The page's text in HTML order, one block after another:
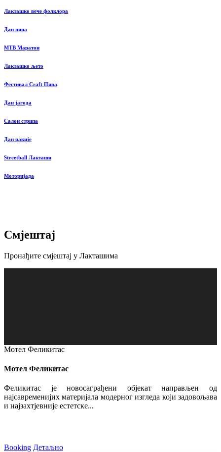
Лакташко вече фолклора
Дан вина
MTB Маратон
Лакташко љето
Фестивал Craft Пива
Дан јагода
Салон стрипа
Дан ракије
Streetball Лакташи
Моторијада
Смјештај
Пронађите смјештај у Лакташима
Мотел Феликитас
Мотел Феликитас
Феликитас је новосаграђени објекат направљен од
најсавременијих материјала модерног изгледа који задовољава
и најзахтјевније естетске...
Booking Детаљно